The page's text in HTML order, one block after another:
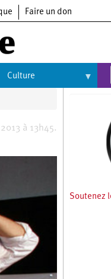
Faire un don
Culture
à 13h45.
Soutenez